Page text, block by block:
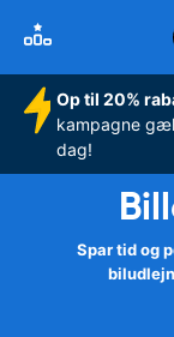
Op til 20%
kampagne
dag!
Spar tid og